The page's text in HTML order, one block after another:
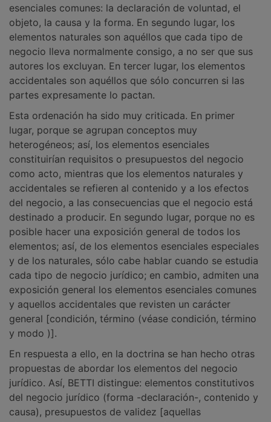
esenciales comunes: la declaración de voluntad, el
objeto, la causa y la forma. En segundo lugar, los
elementos naturales son aquéllos que cada tipo de
negocio lleva normalmente consigo, a no ser que sus
autores los excluyan. En tercer lugar, los elementos
accidentales son aquéllos que sólo concurren si las
partes expresamente lo pactan.
Esta ordenación ha sido muy criticada. En primer
lugar, porque se agrupan conceptos muy
heterogéneos; así, los elementos esenciales
constituirían requisitos o presupuestos del negocio
como acto, mientras que los elementos naturales y
accidentales se refieren al contenido y a los efectos
del negocio, a las consecuencias que el negocio está
destinado a producir. En segundo lugar, porque no es
posible hacer una exposición general de todos los
elementos; así, de los elementos esenciales especiales
y de los naturales, sólo cabe hablar cuando se estudia
cada tipo de negocio jurídico; en cambio, admiten una
exposición general los elementos esenciales comunes
y aquellos accidentales que revisten un carácter
general [condición, término (véase condición, término
y modo )].
En respuesta a ello, en la doctrina se han hecho otras
propuestas de abordar los elementos del negocio
jurídico. Así, BETTI distingue: elementos constitutivos
del negocio jurídico (forma -declaración-, contenido y
causa), presupuestos de validez [aquellas